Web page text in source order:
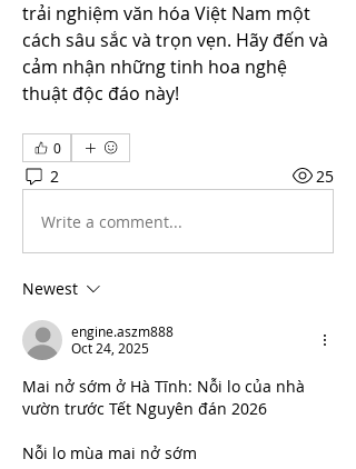
trải nghiệm văn hóa Việt Nam một
cách sâu sắc và trọn vẹn. Hãy đến và
cảm nhận những tinh hoa nghệ
thuật độc đáo này!
0
2 25
Write a comment...
Newest
engine.aszm888
Oct 24, 2025
Mai nở sớm ở Hà Tĩnh: Nỗi lo của nhà
vườn trước Tết Nguyên đán 2026
Nỗi lo mùa mai nở sớm